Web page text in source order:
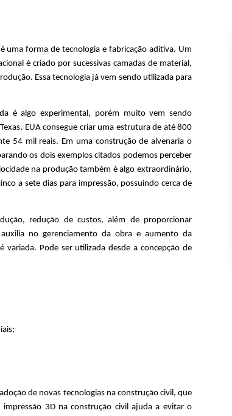
uma forma de tecnologia e fabricação aditiva. Um
é criado por sucessivas camadas de material,
Essa tecnologia já vem sendo utilizada para
é algo experimental, porém muito vem sendo
EUA consegue criar uma estrutura de até 800
54 mil reais. Em uma construção de alvenaria o
os dois exemplos citados podemos perceber
na produção também é algo extraordinário,
a sete dias para impressão, possuindo cerca de
redução de custos, além de proporcionar
no gerenciamento da obra e aumento da
Pode ser utilizada desde a concepção de
de novas tecnologias na construção civil, que
3D na construção civil ajuda a evitar o